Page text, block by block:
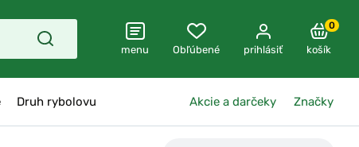
menu Obľúbené prihlásiť
0
košík
Druh rybolovu Akcie a darčeky Značky